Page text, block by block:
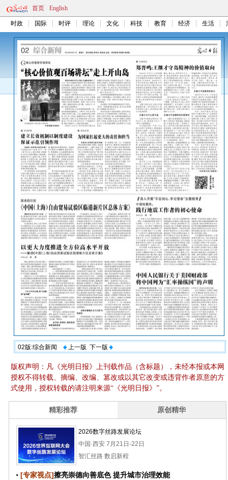
首页 English
时政 国际 时评 理论 文化 科技 教育 经济 生活
02版:综合新闻 上一版 下一版
版权声明：凡《光明日报》上刊载作品（含标题），未经本报或本网
授权不得转载、摘编、改编、篡改或以其它改变或违背作者原意的方
式使用，授权转载的请注明来源“《光明日报》”。